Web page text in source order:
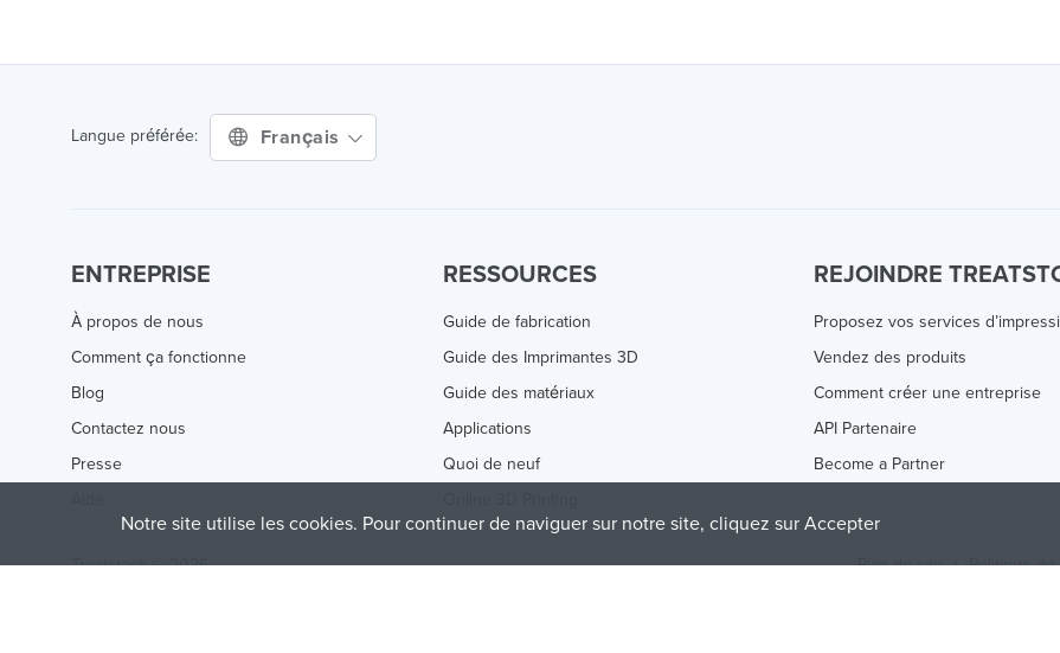
Langue préférée: Français
ENTREPRISE
À propos de nous
Comment ça fonctionne
Blog
Contactez nous
Presse
RESSOURCES
Guide de fabrication
Guide des Imprimantes 3D
Guide des matériaux
Applications
Quoi de neuf
REJOINDRE
Proposez vos services
Vendez des produits
Comment créer une entreprise
API Partenaire
Become a Partner
Treatstock © 2026 Plan de site / Politique
Notre site utilise les cookies. Pour continuer de naviguer sur notre site, cliquez sur Accepter